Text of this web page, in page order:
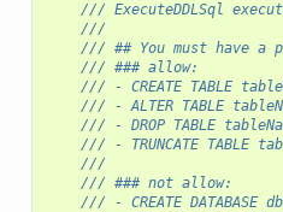
/// ExecuteDDLSql
///
/// ## You must have a
/// ### allow:
/// - CREATE TABLE
/// - ALTER TABLE
/// - DROP TABLE
/// - TRUNCATE TABLE
///
/// ### not allow:
/// - CREATE DATABASE